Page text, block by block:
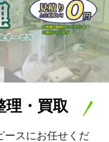
理・買取
ースにお任せくだ